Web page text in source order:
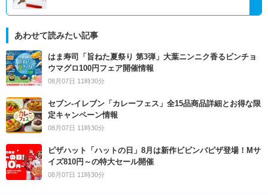
あわせて読みたい記事
はま寿司「旨ねた夏祭り 第3弾」大葉ニンニク香るビンチョ
ウマグロ100円フェア開催情報
08月07日 11時30分
セブン‐イレブン「カレーフェス」全15品商品詳細とお得な限
定キャンペーン情報
08月07日 11時30分
ピザハット「ハットの日」8月は新作ビビンバピザ登場！Mサ
イズ810円～の特大セール開催
08月07日 11時30分